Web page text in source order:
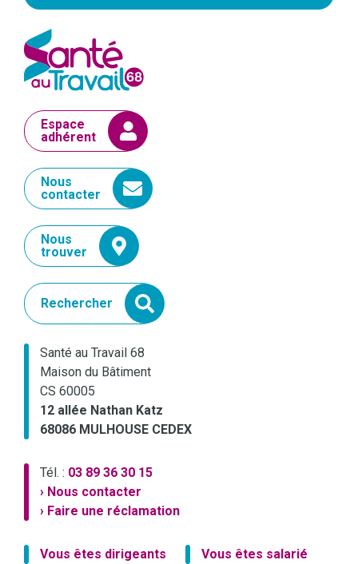
Espace
adhérent
Nous
contacter
Nous
trouver
Rechercher
Santé au Travail 68
Maison du Bâtiment
CS 60005
12 allée Nathan Katz
68086 MULHOUSE CEDEX
Tél. : 03 89 36 30 15
› Nous contacter
› Faire une réclamation
Vous êtes dirigeants Vous êtes salarié